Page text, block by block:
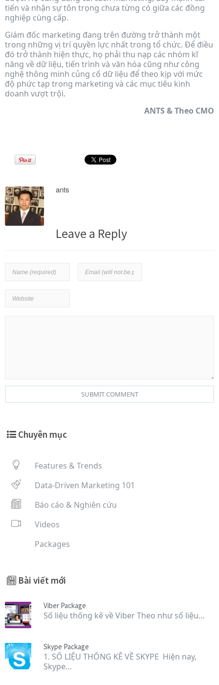
tiến và nhận sự tôn trọng chưa từng có giữa các đồng
nghiệp cùng cấp.
Giám đốc marketing đang trên đường trở thành một
trong những vị trí quyền lực nhất trong tổ chức. Để điều
đó trở thành hiện thực, họ phải thu nạp các nhóm kĩ
năng về dữ liệu, tiến trình và văn hóa cũng như công
nghệ thông minh củng cố dữ liệu để theo kịp với mức
độ phức tạp trong marketing và các mục tiêu kinh
doanh vượt trội.
ANTS & Theo CMO
ants
Leave a Reply
SUBMIT COMMENT
Chuyên mục
Features & Trends
Data-Driven Marketing 101
Báo cáo & Nghiên cứu
Videos
Packages
Bài viết mới
Viber Package
Số liệu thống kê về Viber Theo như số liệu…
Skype Package
1. SỐ LIỆU THỐNG KÊ VỀ SKYPE Hiện nay,
Skype…